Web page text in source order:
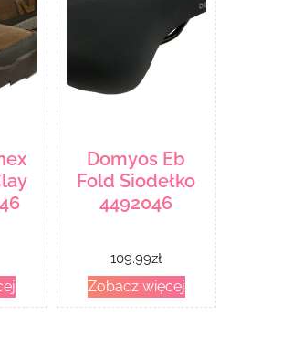
Domyos Eb
Fold Siodełko
4492046
109.99zł
Zobacz więcej